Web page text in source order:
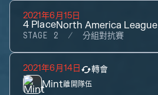
2021年6月15日
4 PlaceNorth America League
STAGE 2 分組對抗賽
2021年6月14日 轉會
Mint離開隊伍